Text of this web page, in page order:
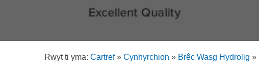
Rwyt ti yma: Cartref» Cynhyrchion » Brêc Wasg Hydrolig »